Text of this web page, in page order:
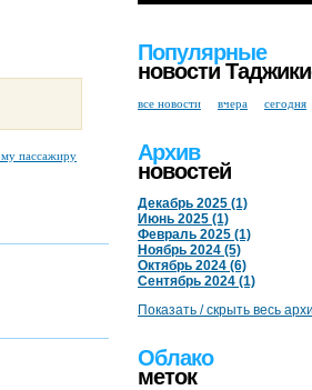
пассажиру
Популярные
новости
все новости вчера сегодня
Архив
новостей
Декабрь 2025 (1)
Июнь 2025 (1)
Февраль 2025 (1)
Ноябрь 2024 (5)
Октябрь 2024 (6)
Сентябрь 2024 (1)
Показать / скрыть весь
Облако
меток